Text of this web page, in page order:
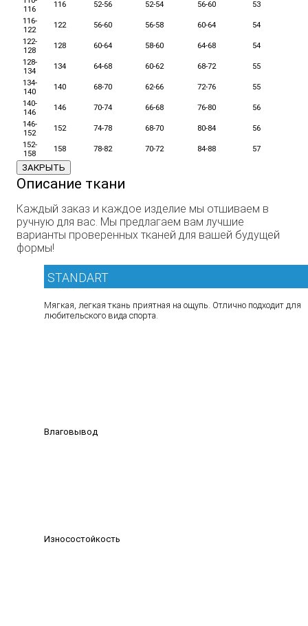
116
116 52-56 52-54 56-60
53
116-
122
122 56-60 56-58 60-64
54
122-
128
128 60-64 58-60 64-68
54
128-
134
134 64-68 60-62 68-72
55
134-
140
140 68-70 62-66 72-76
55
140-
146
146 70-74 66-68 76-80
56
146-
152
152 74-78 68-70 80-84
56
152-
158
158 78-82 70-72 84-88 57
ЗАКРЫТЬ
Описание ткани
Каждый заказ и каждое изделие мы отшиваем в
ручную для вас. Мы предлагаем вам лучшие
варианты проверенных тканей для вашей будущей
формы!
STANDART
Мягкая, легкая ткань приятная на ощупь. Отлично подходит для
любительского вида спорта.
Влаговывод
Износостойкость